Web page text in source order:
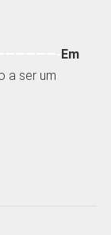
Em
a ser um